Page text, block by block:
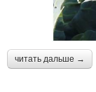
читать дальше →